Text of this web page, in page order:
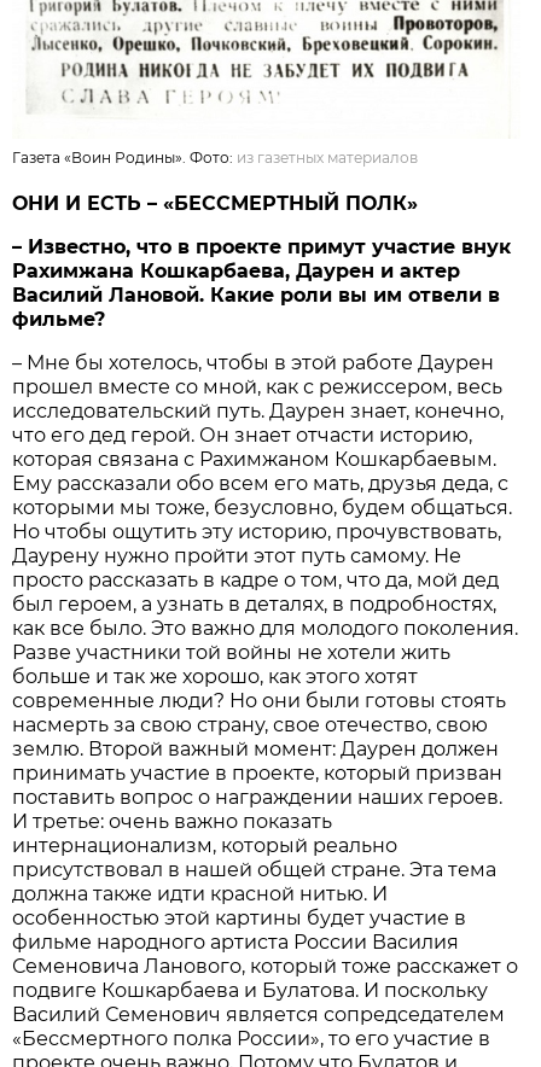
Газета «Воин Родины». Фото: из газетных материалов
ОНИ И ЕСТЬ – «БЕССМЕРТНЫЙ ПОЛК»
– Известно, что в проекте примут участие внук
Рахимжана Кошкарбаева, Даурен и актер
Василий Лановой. Какие роли вы им отвели в
фильме?
– Мне бы хотелось, чтобы в этой работе Даурен
прошел вместе со мной, как с режиссером, весь
исследовательский путь. Даурен знает, конечно,
что его дед герой. Он знает отчасти историю,
которая связана с Рахимжаном Кошкарбаевым.
Ему рассказали обо всем его мать, друзья деда, с
которыми мы тоже, безусловно, будем общаться.
Но чтобы ощутить эту историю, прочувствовать,
Даурену нужно пройти этот путь самому. Не
просто рассказать в кадре о том, что да, мой дед
был героем, а узнать в деталях, в подробностях,
как все было. Это важно для молодого поколения.
Разве участники той войны не хотели жить
больше и так же хорошо, как этого хотят
современные люди? Но они были готовы стоять
насмерть за свою страну, свое отечество, свою
землю. Второй важный момент: Даурен должен
принимать участие в проекте, который призван
поставить вопрос о награждении наших героев.
И третье: очень важно показать
интернационализм, который реально
присутствовал в нашей общей стране. Эта тема
должна также идти красной нитью. И
особенностью этой картины будет участие в
фильме народного артиста России Василия
Семеновича Ланового, который тоже расскажет о
подвиге Кошкарбаева и Булатова. И поскольку
Василий Семенович является сопредседателем
«Бессмертного полка России», то его участие в